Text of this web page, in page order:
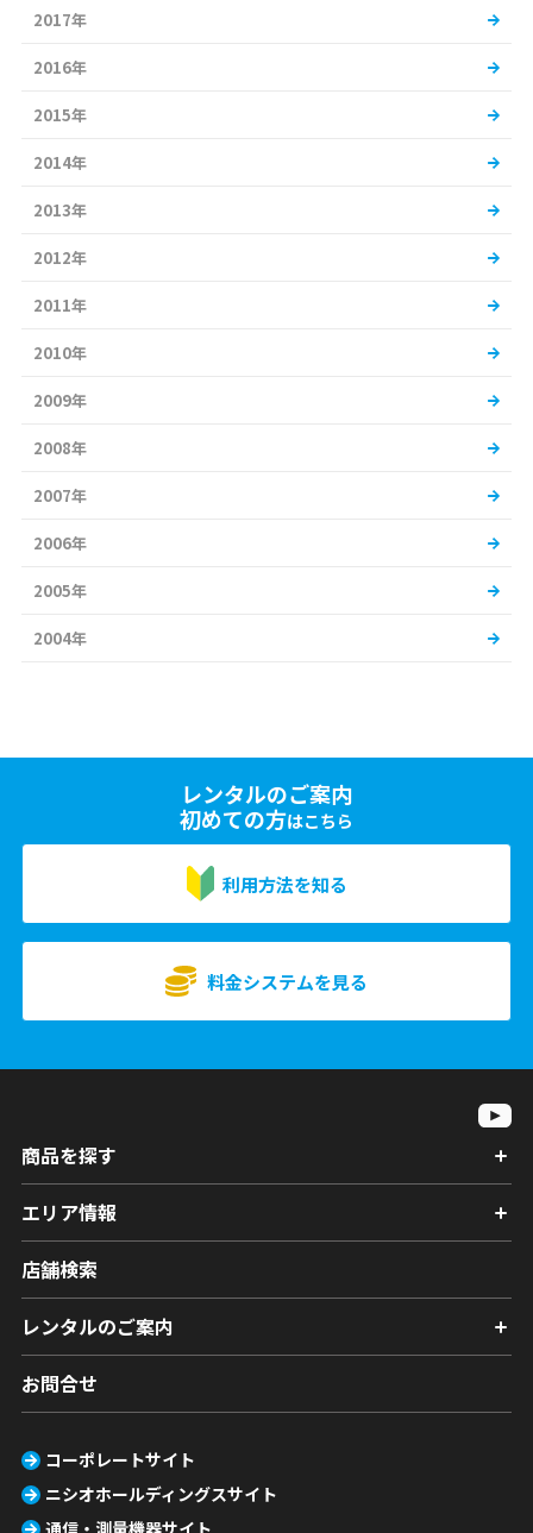
2017年
2016年
2015年
2014年
2013年
2012年
2011年
2010年
2009年
2008年
2007年
2006年
2005年
2004年
レンタルのご案内
初めての方はこちら
利用方法を知る
料金システムを見る
商品を探す
エリア情報
店舗検索
レンタルのご案内
お問合せ
コーポレートサイト
ニシオホールディングスサイト
通信・測量機器サイト